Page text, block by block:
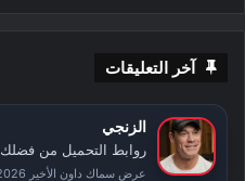
آخر التعليقات
الزنجي
روابط التحميل من فضلك
عرض سماك داون الأخير 7/8/2026 كامل